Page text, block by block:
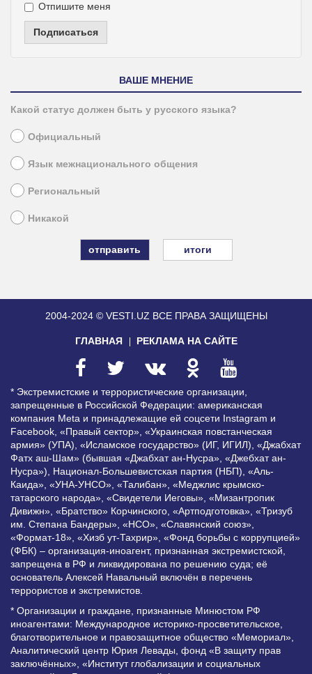
Отпишите меня
Подписаться
ВАШЕ МНЕНИЕ
Какой статус должен быть у русского языка?
Официальный
Язык межнационального общения
Региональный
Никакой
итоги
2004-2024 © VESTI.UZ ВСЕ ПРАВА ЗАЩИЩЕНЫ
ГЛАВНАЯ РЕКЛАМА НА САЙТЕ
* Экстремистские и террористические организации,
запрещенные в Российской Федерации: американская
компания Meta и принадлежащие ей соцсети Instagram и
Facebook, «Правый сектор», «Украинская повстанческая
армия» (УПА), «Исламское государство» (ИГ, ИГИЛ), «Джабхат
Фатх аш-Шам» (бывшая «Джабхат ан-Нусра», «Джебхат ан-
Нусра»), Национал-Большевистская партия (НБП), «Аль-
Каида», «УНА-УНСО», «Талибан», «Меджлис крымско-
татарского народа», «Свидетели Иеговы», «Мизантропик
Дивижн», «Братство» Корчинского, «Артподготовка», «Тризуб
им. Степана Бандеры», «НСО», «Славянский союз»,
«Формат-18», «Хизб ут-Тахрир», «Фонд борьбы с коррупцией»
(ФБК) – организация-иноагент, признанная экстремистской,
запрещена в РФ и ликвидирована по решению суда; её
основатель Алексей Навальный включён в перечень
террористов и экстремистов.
* Организации и граждане, признанные Минюстом РФ
иноагентами: Международное историко-просветительское,
благотворительное и правозащитное общество «Мемориал»,
Аналитический центр Юрия Левады, фонд «В защиту прав
заключённых», «Институт глобализации и социальных